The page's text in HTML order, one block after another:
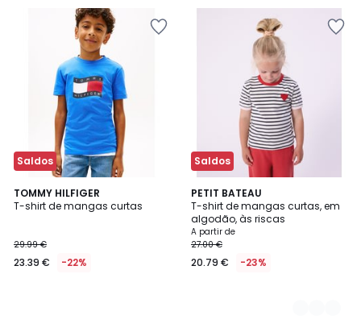
Saldos
TOMMY HILFIGER
T-shirt de mangas curtas
29.99 €
23.39 € -22%
Saldos
PETIT BATEAU
T-shirt de mangas curtas, em
algodão, às riscas
A partir de
27.00 €
20.79 € -23%
2
Cores